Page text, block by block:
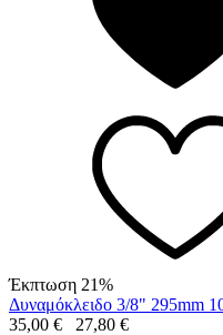
Έκπτωση 21%
Δυναμόκλειδο 3/8" 295mm
35,00 € 27,80 €